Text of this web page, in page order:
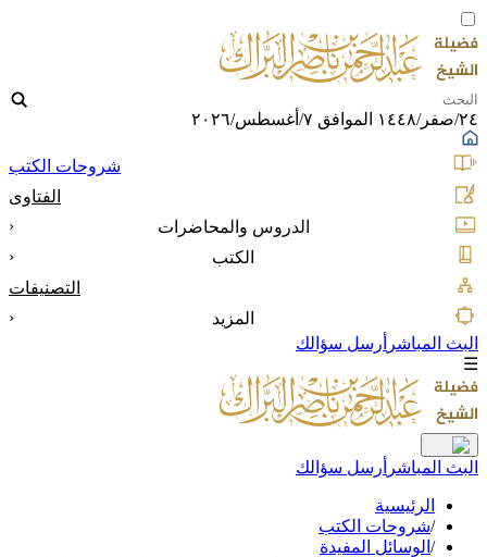
٢٤/صفر/١٤٤٨ الموافق ٧/أغسطس/٢٠٢٦
شروحات الكتب
الفتاوى
الدروس والمحاضرات
‹
الكتب
‹
التصنيفات
المزيد
‹
البث المباشر أرسل سؤالك
☰
البث المباشر أرسل سؤالك
الرئيسية
/شروحات الكتب
/ الوسائل المفيدة